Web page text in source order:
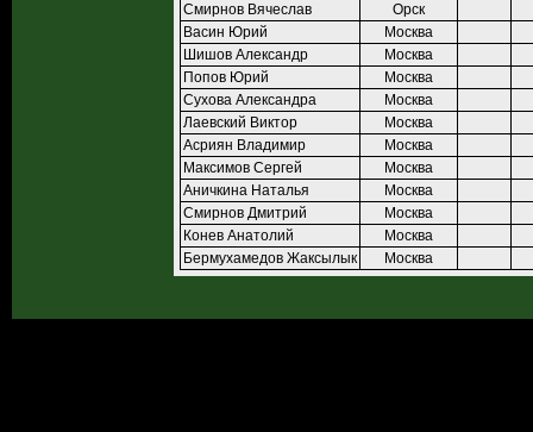
Смирнов Вячеслав
Орск
Васин Юрий
Москва
Шишов Александр
Москва
Попов Юрий
Москва
Сухова Александра
Москва
Лаевский Виктор
Москва
Асриян Владимир
Москва
Максимов Сергей
Москва
Аничкина Наталья
Москва
Смирнов Дмитрий
Москва
Конев Анатолий
Москва
Бермухамедов Жаксылык
Москва